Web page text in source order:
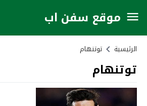
موقع سفن اب
الرئيسية توتنهام
توتنهام